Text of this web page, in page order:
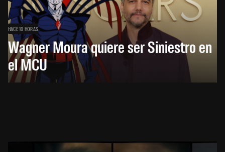
HACE 10 HORAS
Wagner Moura quiere ser Siniestro en
el MCU